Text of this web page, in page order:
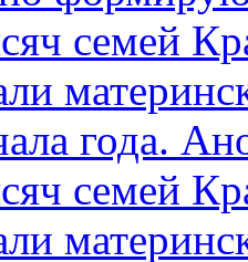
семей
года.
семей